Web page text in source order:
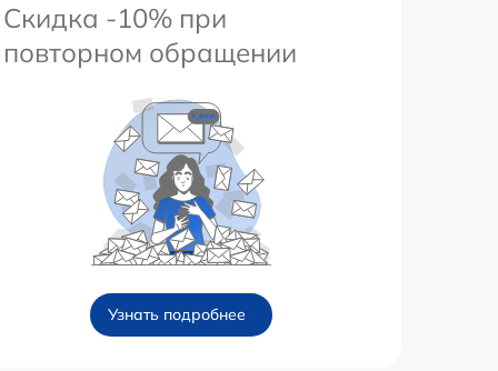
Скидка -10% при
повторном обращении
Узнать подробнее